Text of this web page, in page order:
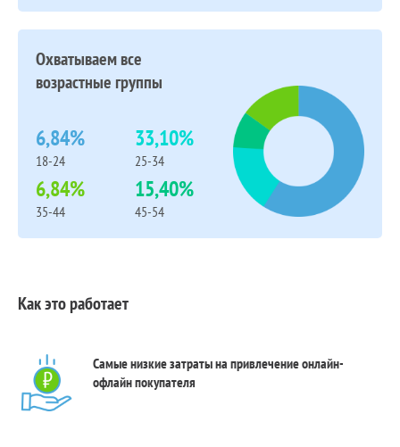
Охватываем все
возрастные группы
6,84%
18-24
33,10%
25-34
6,84%
35-44
15,40%
45-54
Как это работает
Самые низкие затраты на привлечение онлайн-
офлайн покупателя